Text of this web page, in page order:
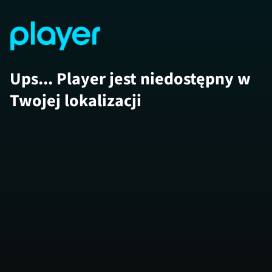
Ups... Player jest niedostępny w
Twojej lokalizacji